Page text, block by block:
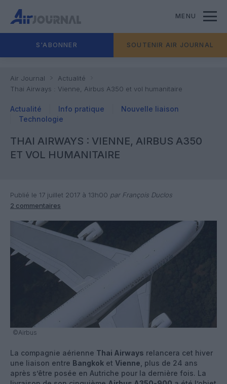
MENU
S'ABONNER SOUTENIR AIR JOURNAL
Air Journal
Actualité
Thai Airways : Vienne, Airbus A350 et vol humanitaire
Actualité Info pratique
Nouvelle liaison
Technologie
THAI AIRWAYS : VIENNE, AIRBUS A350
ET VOL HUMANITAIRE
Publié le 17 juillet 2017 à 13h00 par François Duclos
2 commentaires
©Airbus
La compagnie aérienne Thai Airways relancera cet hiver
une liaison entre Bangkok et Vienne , plus de 24 ans
après s’être posée en Autriche pour la dernière fois. La